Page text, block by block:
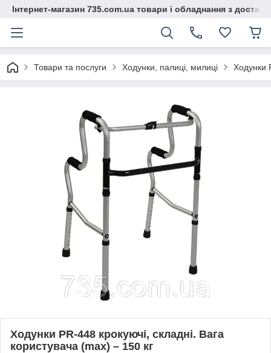
Інтернет-магазин 735.com.ua товари і обладнання з
Товари та послуги Ходунки, палиці, милиці Ходунки
Ходунки PR-448 крокуючі, складні. Вага
користувача (max) – 150 кг